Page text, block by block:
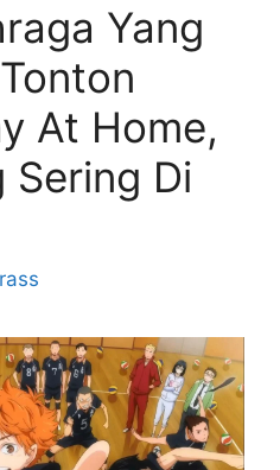
Yang
At Home,
Sering Di